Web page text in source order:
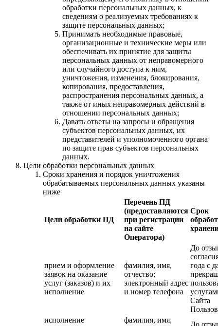
обработки персональных данных, к
сведениям о реализуемых требованиях к
защите персональных данных;
Принимать необходимые правовые,
организационные и технические меры или
обеспечивать их принятие для защиты
персональных данных от неправомерного
или случайного доступа к ним,
уничтожения, изменения, блокирования,
копирования, предоставления,
распространения персональных данных, а
также от иных неправомерных действий в
отношении персональных данных;
Давать ответы на запросы и обращения
субъектов персональных данных, их
представителей и уполномоченного органа
по защите прав субъектов персональных
данных.
Цели обработки персональных данных
Сроки хранения и порядок уничтожения
обрабатываемых персональных данных указаны
ниже
Цели обработки ПД
Перечень ПД
(предоставляются
при регистрации
на сайте
Оператора)
Срок
прием и оформление
заявок на оказание
услуг (заказов) и их
исполнение
фамилия, имя,
отчество;
электронный адрес
и номер телефона
До
года с
Сайта
исполнение
фамилия, имя,
До